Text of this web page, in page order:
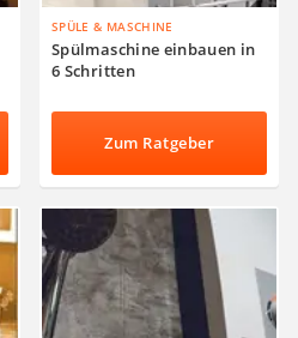
SPÜLE & MASCHINE
Spülmaschine einbauen in
6 Schritten
Zum Ratgeber